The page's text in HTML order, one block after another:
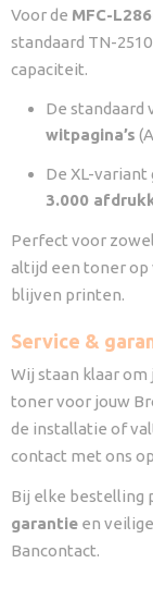
Voor de MFC-
standaard TN-
capaciteit.
De
witpagina’s
De XL-variant
3.000
Perfect voor
altijd een toner op
blijven printen.
Service &
Wij staan klaar
toner voor jouw
de installatie of
contact met ons
Bij elke bestelling
garantie en
Bancontact.